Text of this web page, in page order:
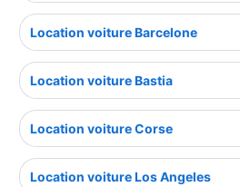
Location voiture Barcelone
Location voiture Bastia
Location voiture Corse
Location voiture Los Angeles